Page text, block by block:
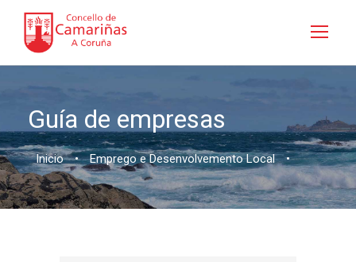
Guía de empresas
Inicio • Emprego e Desenvolvemento Local •